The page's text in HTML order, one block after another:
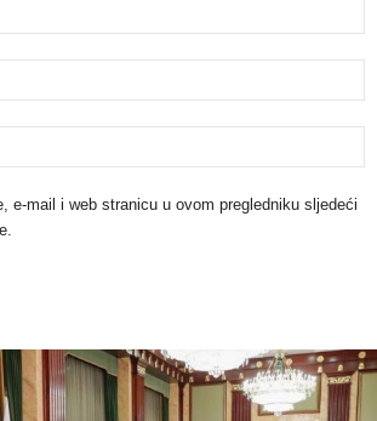
e-mail i web stranicu u ovom pregledniku sljedeći